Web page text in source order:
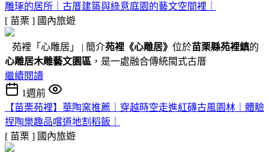
雕琢的居所｜古厝建築與綠意庭園的藝文空間裡｜
[ 苗栗 ] 國內旅遊
苑裡「心雕居」 | 簡介苑裡 《心雕居》 位於苗栗縣苑裡鎮的
心雕居木雕藝文園區 ，是一處融合傳統閩式古厝
繼續閱讀
1週前
【苗栗苑裡】華陶窯推薦｜穿越時空走進紅磚古風園林｜體驗
捏陶樂趣品嚐道地割稻飯｜
[ 苗栗 ] 國內旅遊